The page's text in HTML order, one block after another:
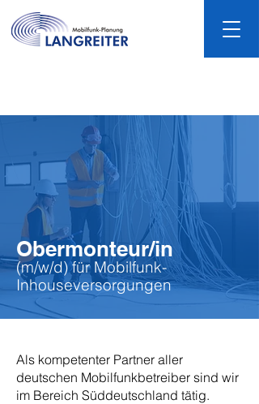
Obermonteur/in
(m/w/d) für Mobilfunk-
Inhouseversorgungen
Als kompetenter Partner aller
deutschen Mobilfunkbetreiber sind wir
im Bereich Süddeutschland tätig.